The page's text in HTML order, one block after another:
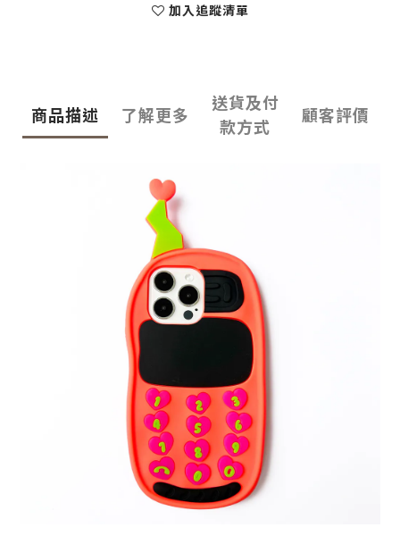
加入追蹤清單
商品描述 了解更多
送貨及付
款方式
顧客評價